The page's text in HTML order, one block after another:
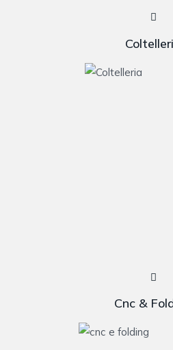
Cnc &